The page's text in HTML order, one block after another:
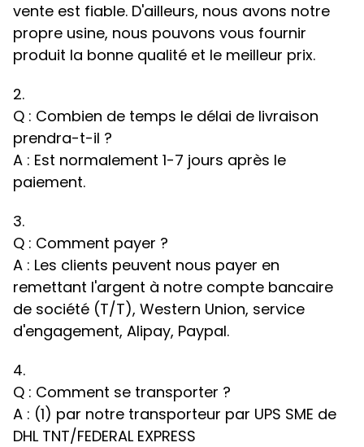
vente est fiable. D'ailleurs, nous avons notre
propre usine, nous pouvons vous fournir
produit la bonne qualité et le meilleur prix.
2.
Q : Combien de temps le délai de livraison
prendra-t-il ?
A : Est normalement 1-7 jours après le
paiement.
3.
Q : Comment payer ?
A : Les clients peuvent nous payer en
remettant l'argent à notre compte bancaire
de société (T/T), Western Union, service
d'engagement, Alipay, Paypal.
4.
Q : Comment se transporter ?
A : (1) par notre transporteur par UPS SME de
DHL TNT/FEDERAL EXPRESS